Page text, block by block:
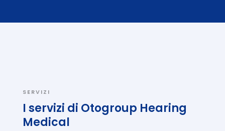
SERVIZI
I servizi di Otogroup Hearing
Medical